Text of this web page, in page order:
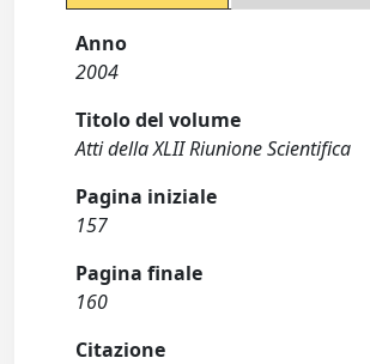
Anno
2004
Titolo del volume
Atti della XLII Riunione Scientifica
Pagina iniziale
157
Pagina finale
160
Citazione